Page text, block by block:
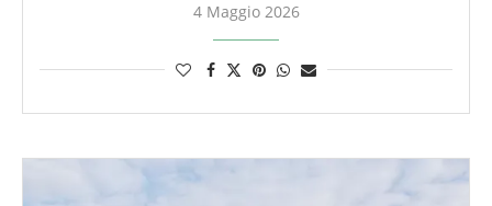
4 Maggio 2026